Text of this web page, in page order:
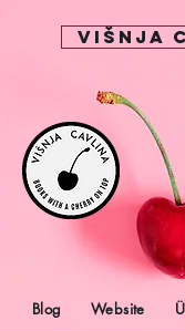
Višnja
Blog Website